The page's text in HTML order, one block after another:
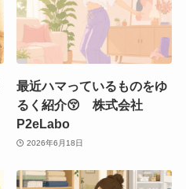
最近ハマっているものをゆ
るく紹介😚 株式会社
P2eLabo
2026年6月18日